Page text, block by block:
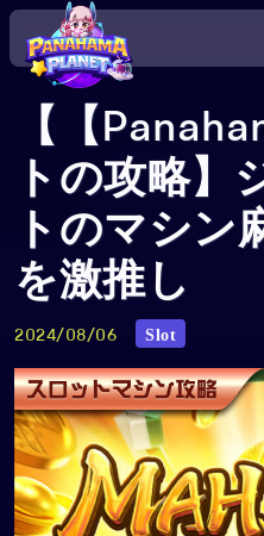
【【
トの攻略】
トのマシン
を激推し
2024/08/06 Slot